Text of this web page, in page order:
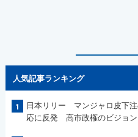
人気記事ランキング
1
日本リリー マンジャロ皮下
応に反発 高市政権のビジョ